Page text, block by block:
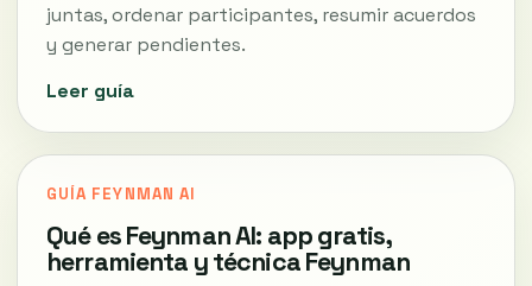
juntas, ordenar participantes, resumir acuerdos
y generar pendientes.
Leer guía
GUÍA FEYNMAN AI
Qué es Feynman AI: app gratis,
herramienta y técnica Feynman